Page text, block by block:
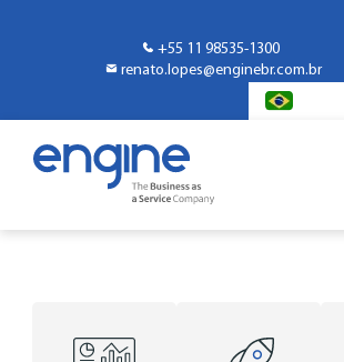
+55 11 98535-1300
renato.lopes@enginebr.com.br